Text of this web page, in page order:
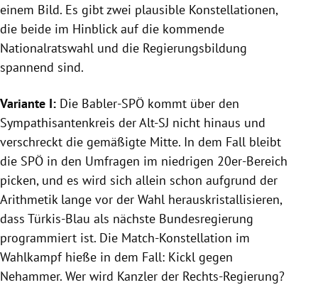
einem Bild. Es gibt zwei plausible Konstellationen,
die beide im Hinblick auf die kommende
Nationalratswahl und die Regierungsbildung
spannend sind.
Variante I: Die Babler-SPÖ kommt über den
Sympathisantenkreis der Alt-SJ nicht hinaus und
verschreckt die gemäßigte Mitte. In dem Fall bleibt
die SPÖ in den Umfragen im niedrigen 20er-Bereich
picken, und es wird sich allein schon aufgrund der
Arithmetik lange vor der Wahl herauskristallisieren,
dass Türkis-Blau als nächste Bundesregierung
programmiert ist. Die Match-Konstellation im
Wahlkampf hieße in dem Fall: Kickl gegen
Nehammer. Wer wird Kanzler der Rechts-Regierung?